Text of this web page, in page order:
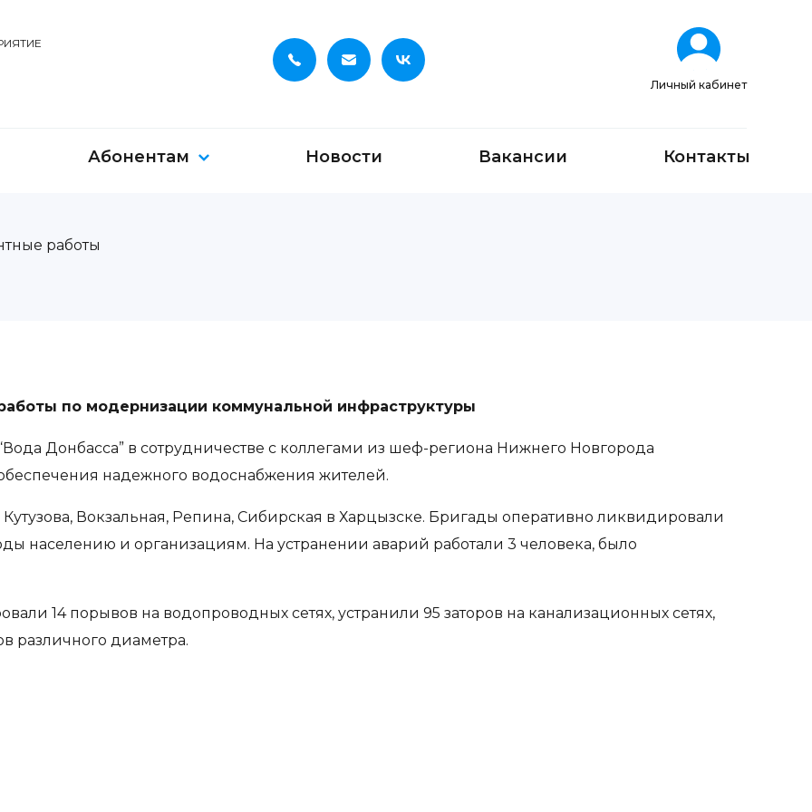
Личный кабинет
Абонентам Новости Вакансии Контакты
работы
по модернизации коммунальной инфраструктуры
Донбасса” в сотрудничестве с коллегами из шеф-региона Нижнего Новгорода
надежного водоснабжения жителей.
Вокзальная, Репина, Сибирская в Харцызске. Бригады оперативно ликвидировали
населению и организациям. На устранении аварий работали 3 человека, было
14 порывов на водопроводных сетях, устранили 95 заторов на канализационных сетях,
различного диаметра.